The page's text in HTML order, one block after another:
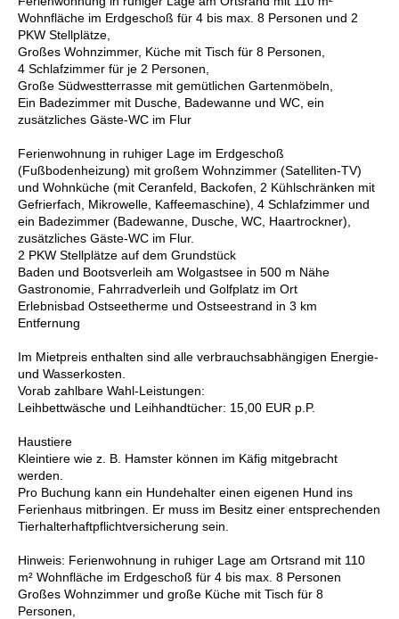
Wohnfläche im Erdgeschoß für 4 bis max. 8 Personen und 2
PKW Stellplätze,
Großes Wohnzimmer, Küche mit Tisch für 8 Personen,
4 Schlafzimmer für je 2 Personen,
Große Südwestterrasse mit gemütlichen Gartenmöbeln,
Ein Badezimmer mit Dusche, Badewanne und WC, ein
zusätzliches Gäste-WC im Flur
Ferienwohnung in ruhiger Lage im Erdgeschoß
(Fußbodenheizung) mit großem Wohnzimmer (Satelliten-TV)
und Wohnküche (mit Ceranfeld, Backofen, 2 Kühlschränken mit
Gefrierfach, Mikrowelle, Kaffeemaschine), 4 Schlafzimmer und
ein Badezimmer (Badewanne, Dusche, WC, Haartrockner),
zusätzliches Gäste-WC im Flur.
2 PKW Stellplätze auf dem Grundstück
Baden und Bootsverleih am Wolgastsee in 500 m Nähe
Gastronomie, Fahrradverleih und Golfplatz im Ort
Erlebnisbad Ostseetherme und Ostseestrand in 3 km
Entfernung
Im Mietpreis enthalten sind alle verbrauchsabhängigen Energie-
und Wasserkosten.
Vorab zahlbare Wahl-Leistungen:
Leihbettwäsche und Leihhandtücher: 15,00 EUR p.P.
Haustiere
Kleintiere wie z. B. Hamster können im Käfig mitgebracht
werden.
Pro Buchung kann ein Hundehalter einen eigenen Hund ins
Ferienhaus mitbringen. Er muss im Besitz einer entsprechenden
Tierhalterhaftpflichtversicherung sein.
Hinweis: Ferienwohnung in ruhiger Lage am Ortsrand mit 110
m² Wohnfläche im Erdgeschoß für 4 bis max. 8 Personen
Großes Wohnzimmer und große Küche mit Tisch für 8
Personen,